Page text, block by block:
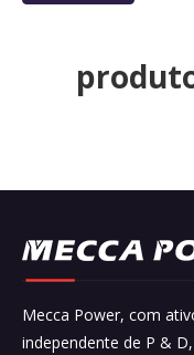
Mecca Power, com
independente de P &